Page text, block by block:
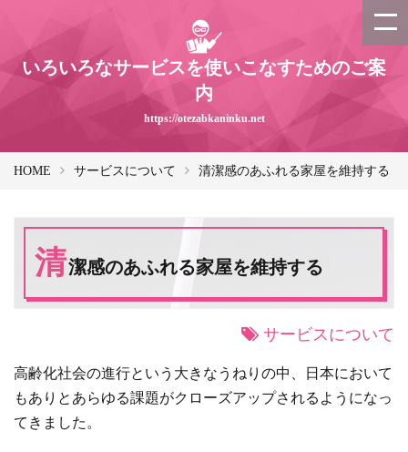
いろいろなサービスを使いこなすためのご案
内
https://otezabkaninku.net
HOME サービスについて 清潔感のあふれる家屋を維持する
清潔感のあふれる家屋を維持する
サービスについて
高齢化社会の進行という大きなうねりの中、日本において
もありとあらゆる課題がクローズアップされるようになっ
てきました。